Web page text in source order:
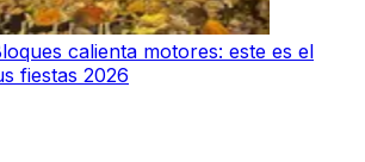
calienta motores: este es el
fiestas 2026